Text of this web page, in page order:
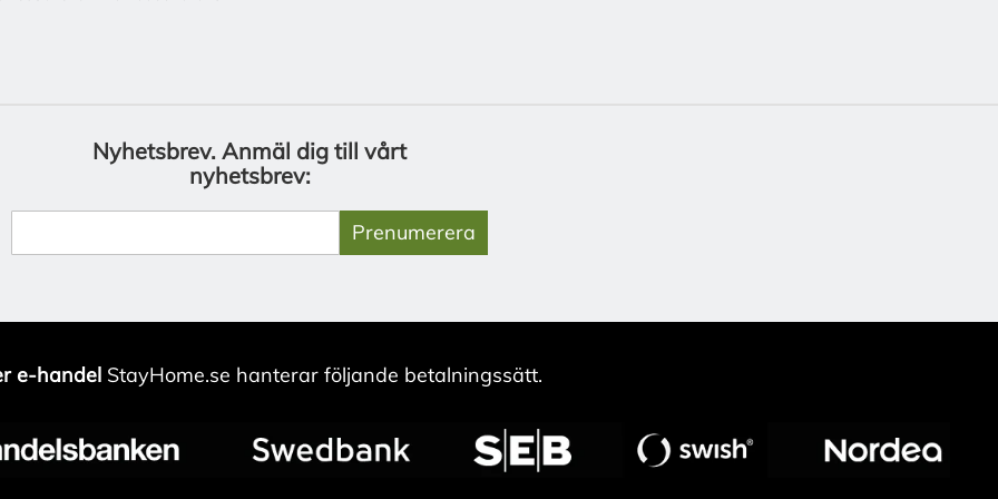
Nyhetsbrev. Anmäl dig till vårt
nyhetsbrev:
Prenumerera
e-handelStayHome.se hanterar följande betalningssätt.